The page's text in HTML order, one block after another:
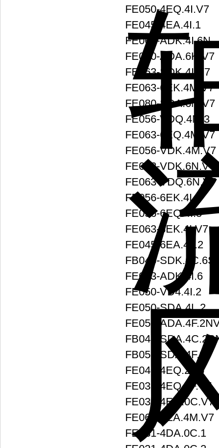
FE050-4EQ.4I.V7
FE045-4EA.4I.1
FE063-ADK.4I.6N
FE080-ADA.6K.V7
FE063-SDK.4I.V7
FE063-6EK.4M.V7
FE080-SDA.6N.V7
FE056-VDQ.4M.3
FE063-6EQ.4M.V7
FE056-VDK.4M.V7
FE063-VDK.6N.V7
FE063-VDQ.6N.V7
FE056-6EK.4I.6
FE056-6EQ.4I.5
FE063-8EK.4I.V7
FE045-6EA.4F.2
FB045-SDK.4C.6S
FE063-ADK.4I.6
FE050-VD4.4I.2
FE050-SDA.4L.2
FE050-
FB045-
FB056-SDA.4F.2P
FE040-4EQ.2F.5
FE035-4EQ.0F.V7
FE031-4EQ.0C.V7
FE063-6EA.4M.V7
FE031-4DA.0C.1